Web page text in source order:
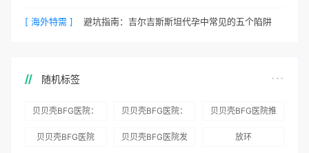
[ 海外特需 ] 避坑指南：吉尔吉斯斯坦代孕中常见的五个陷阱
随机标签
贝贝壳BFG医院：
贝贝壳BFG医院：
贝贝壳BFG医院推
贝贝壳BFG医院
贝贝壳BFG医院发
放环